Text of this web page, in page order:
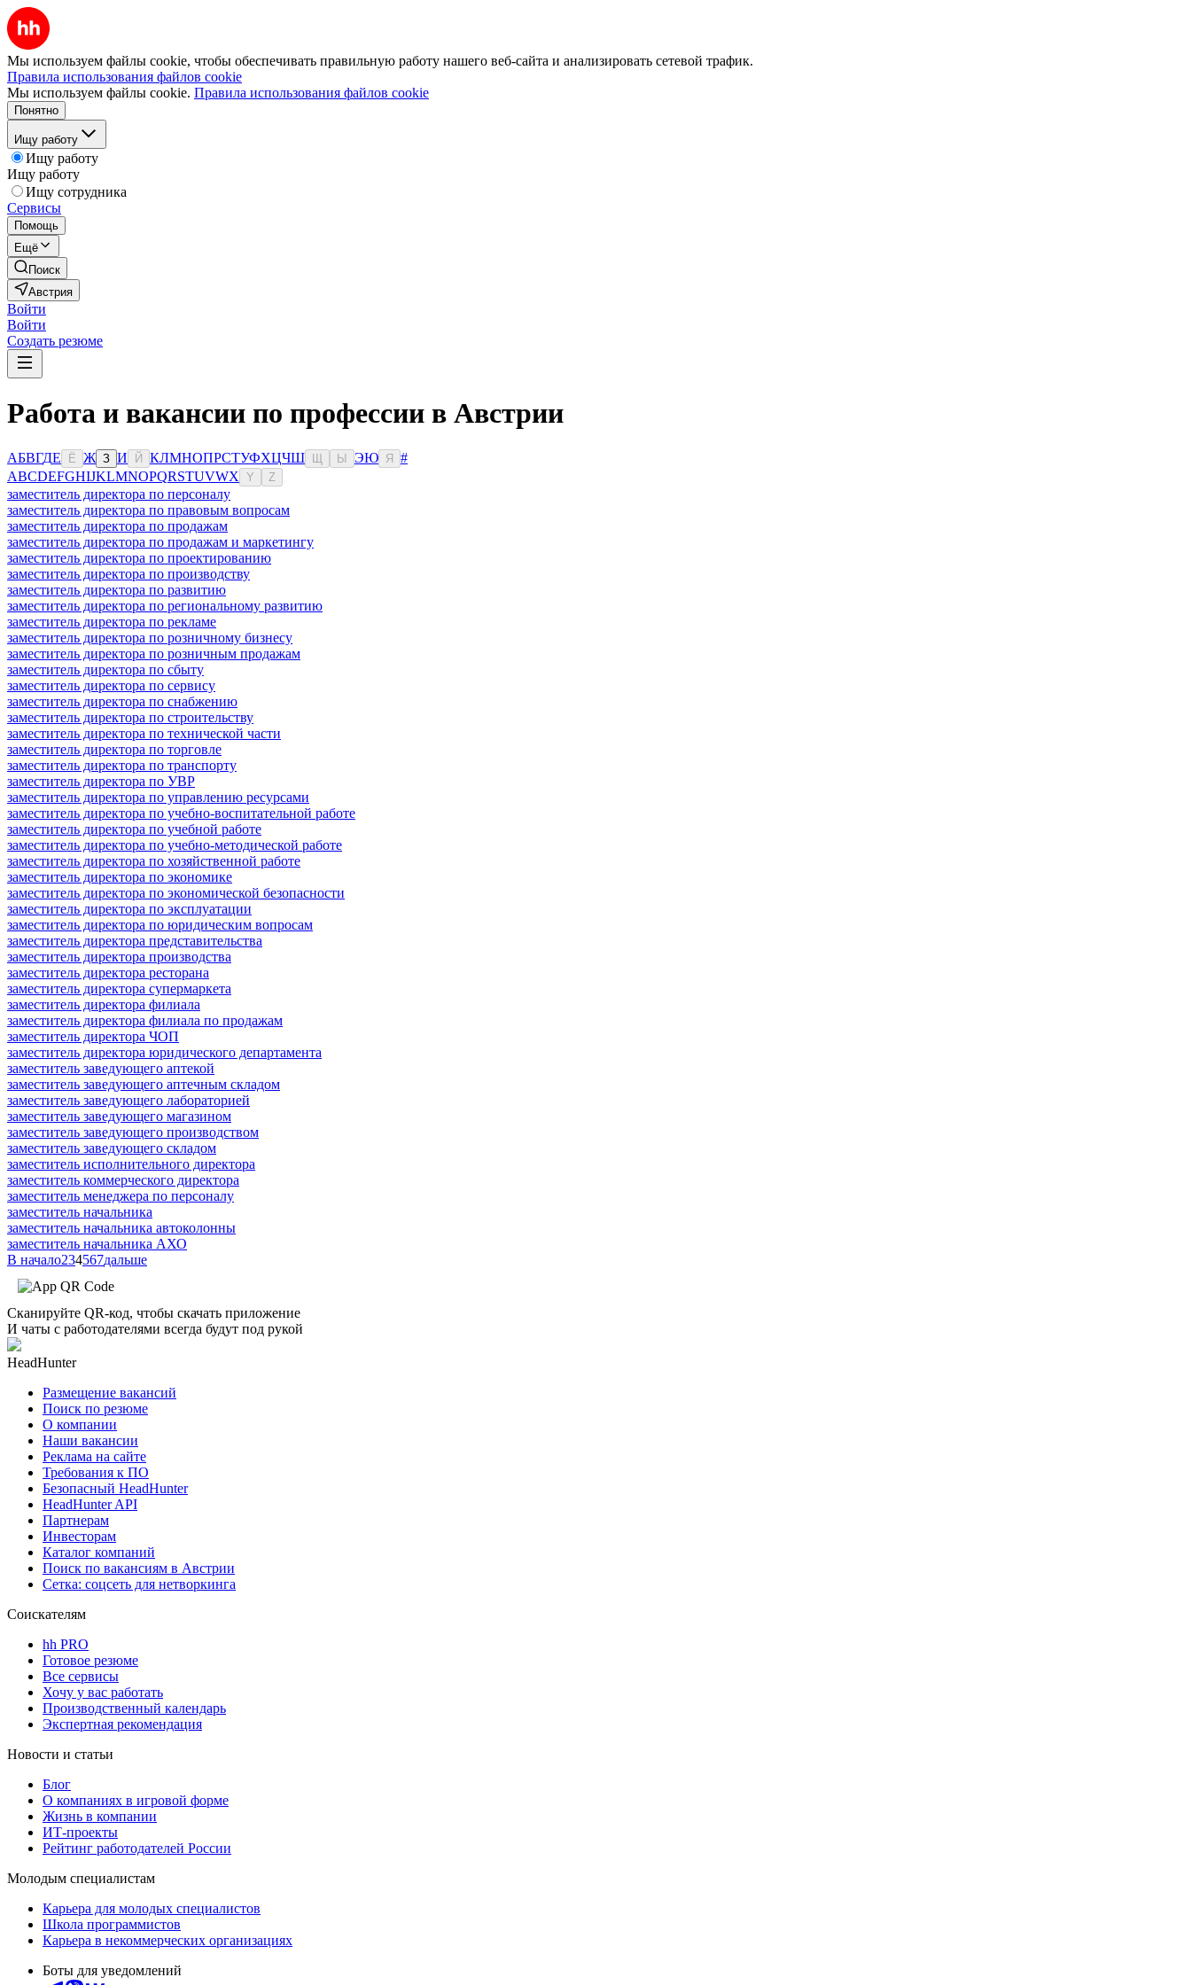
Мы используем файлы cookie, чтобы обеспечивать правильную работу нашего веб-сайта и анализировать сетевой трафик.
Правила использования файлов cookie
Мы используем файлы cookie. Правила использования файлов cookie
Понятно
Ищу работу
Ищу работу
Ищу работу
Ищу сотрудника
Сервисы
Помощь
Ещё
Поиск
Австрия
Войти
Войти
Создать резюме
Работа и вакансии по профессии в Австрии
АБВГДЕ Ё Ж З И Й КЛМНОПРСТУФХЦЧШ Ы ЭЮ Я
#
ABCDEFGHIJKLMNOPQRSTUVWX Y Z
заместитель директора по персоналу
заместитель директора по правовым вопросам
заместитель директора по продажам
заместитель директора по продажам и маркетингу
заместитель директора по проектированию
заместитель директора по производству
заместитель директора по развитию
заместитель директора по региональному развитию
заместитель директора по рекламе
заместитель директора по розничному бизнесу
заместитель директора по розничным продажам
заместитель директора по сбыту
заместитель директора по сервису
заместитель директора по снабжению
заместитель директора по строительству
заместитель директора по технической части
заместитель директора по торговле
заместитель директора по транспорту
заместитель директора по УВР
заместитель директора по управлению ресурсами
заместитель директора по учебно-воспитательной работе
заместитель директора по учебной работе
заместитель директора по учебно-методической работе
заместитель директора по хозяйственной работе
заместитель директора по экономике
заместитель директора по экономической безопасности
заместитель директора по эксплуатации
заместитель директора по юридическим вопросам
заместитель директора представительства
заместитель директора производства
заместитель директора ресторана
заместитель директора супермаркета
заместитель директора филиала
заместитель директора филиала по продажам
заместитель директора ЧОП
заместитель директора юридического департамента
заместитель заведующего аптекой
заместитель заведующего аптечным складом
заместитель заведующего лабораторией
заместитель заведующего магазином
заместитель заведующего производством
заместитель заведующего складом
заместитель исполнительного директора
заместитель коммерческого директора
заместитель менеджера по персоналу
заместитель начальника
заместитель начальника автоколонны
заместитель начальника АХО
В начало234567дальше
Сканируйте QR-код, чтобы скачать приложение
И чаты с работодателями всегда будут под рукой
HeadHunter
Размещение вакансий
Поиск по резюме
О компании
Наши вакансии
Реклама на сайте
Требования к ПО
Безопасный HeadHunter
HeadHunter API
Партнерам
Инвесторам
Каталог компаний
Поиск по вакансиям в Австрии
Сетка: соцсеть для нетворкинга
Соискателям
hh PRO
Готовое резюме
Все сервисы
Хочу у вас работать
Производственный календарь
Экспертная рекомендация
Новости и статьи
Блог
О компаниях в игровой форме
Жизнь в компании
ИТ-проекты
Рейтинг работодателей России
Молодым специалистам
Карьера для молодых специалистов
Школа программистов
Карьера в некоммерческих организациях
Боты для уведомлений